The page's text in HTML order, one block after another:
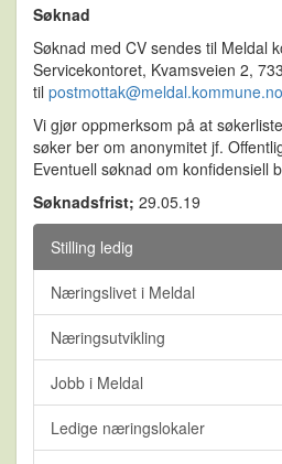
Søknad
Søknad med CV sendes til Meldal
Servicekontoret, Kvamsveien 2,
til postmottak@meldal.kommune.no
Vi gjør oppmerksom på at
søker ber om anonymitet jf.
Eventuell søknad om konfidensiell
Søknadsfrist; 29.05.19
Stilling ledig
Næringslivet i Meldal
Næringsutvikling
Jobb i Meldal
Ledige næringslokaler